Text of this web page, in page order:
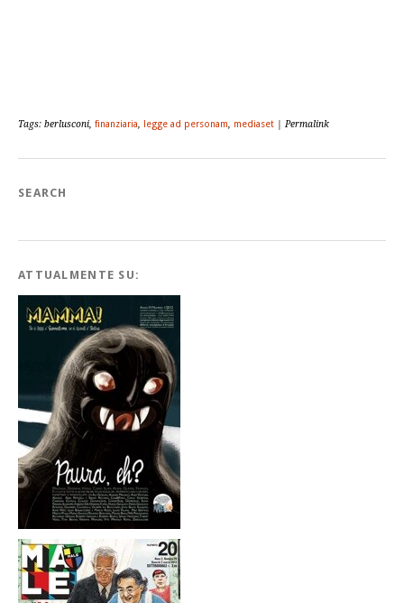
Tags: berlusconi, finanziaria legge ad personam mediaset | Permalink
SEARCH
ATTUALMENTE SU: